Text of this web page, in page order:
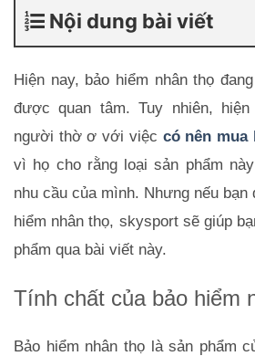
Nội dung bài viết
Hiện nay, bảo hiểm nhân thọ
được quan tâm. Tuy nhiên,
người thờ ơ với việc có nên mua
vì họ cho rằng loại sản phẩm
nhu cầu của mình. Nhưng nếu bạn
hiểm nhân thọ, skysport sẽ giúp
phẩm qua bài viết này.
Tính chất của bảo hiểm
Bảo hiểm nhân thọ là sản phẩm